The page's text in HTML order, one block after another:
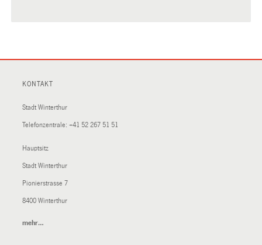
KONTAKT
Stadt Winterthur
Telefonzentrale: +41 52 267 51 51
Hauptsitz
Stadt Winterthur
Pionierstrasse 7
8400 Winterthur
mehr…